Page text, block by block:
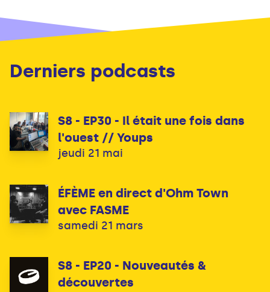
Derniers podcasts
S8 - EP30 - Il était une fois dans
l'ouest // Youps
jeudi 21 mai
ÉFÈME en direct d'Ohm Town
avec FASME
samedi 21 mars
S8 - EP20 - Nouveautés &
découvertes